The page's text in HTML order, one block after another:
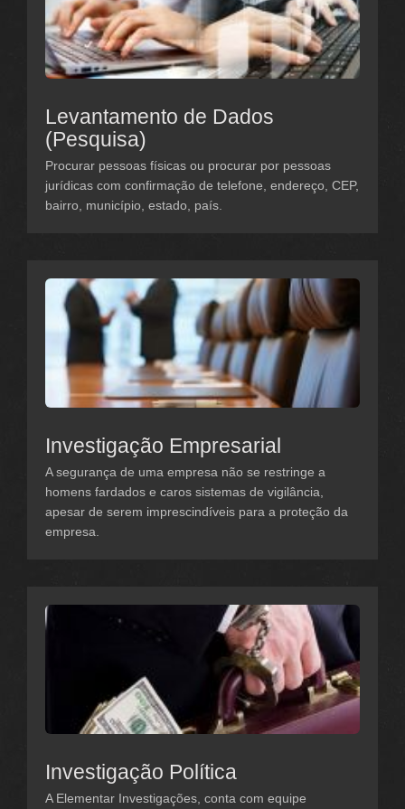
Levantamento de Dados
(Pesquisa)
Procurar pessoas físicas ou procurar por pessoas
jurídicas com confirmação de telefone, endereço, CEP,
bairro, município, estado, país.
Investigação Empresarial
A segurança de uma empresa não se restringe a
homens fardados e caros sistemas de vigilância,
apesar de serem imprescindíveis para a proteção da
empresa.
Investigação Política
A Elementar Investigações, conta com equipe